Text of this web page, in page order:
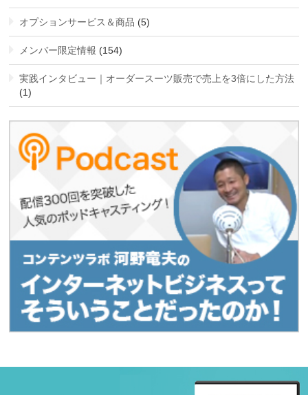
オプションサービス＆商品 (5)
メンバー限定情報 (154)
実践インタビュー｜オーダースーツ販売で売上を3倍にした方法
(1)